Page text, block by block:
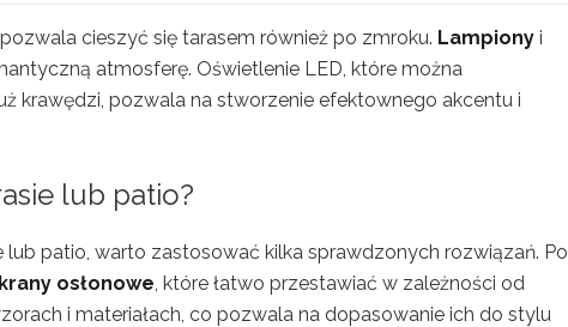
cieszyć się tarasem również po zmroku. Lampiony i
atmosferę. Oświetlenie LED, które można
krawędzi, pozwala na stworzenie efektownego akcentu i
lub patio?
patio, warto zastosować kilka sprawdzonych rozwiązań. Po
osłonowe, które łatwo przestawiać w zależności od
i materiałach, co pozwala na dopasowanie ich do stylu